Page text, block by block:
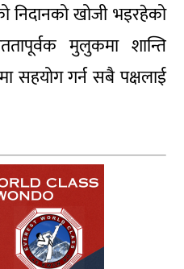
निदानको खोजी भइरहेको
मुलुकमा शान्ति
सहयोग गर्न सबै पक्षलाई